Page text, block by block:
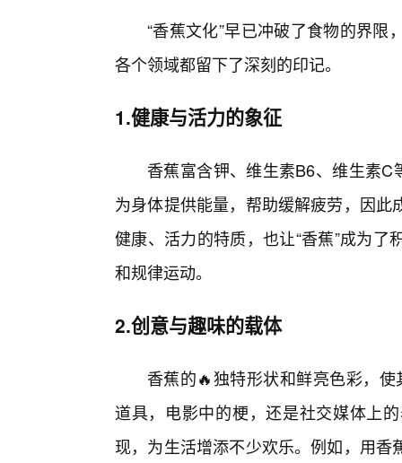
“香蕉文化”早已冲破了食物的界
各个领域都留下了深刻的印记。
1.健康与活力的象征
香蕉富含钾、维生素B6、维生素C
为身体提供能量，帮助缓解疲劳，因
健康、活力的特质，也让“香蕉”成为
和规律运动。
2.创意与趣味的载体
香蕉的🔥独特形状和鲜亮色彩，
道具，电影中的梗，还是社交媒体上
现，为生活增添不少欢乐。例如，用